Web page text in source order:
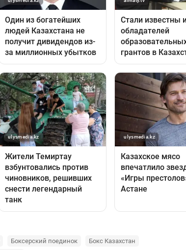
Боксерский поединок
Бокс Казахстан